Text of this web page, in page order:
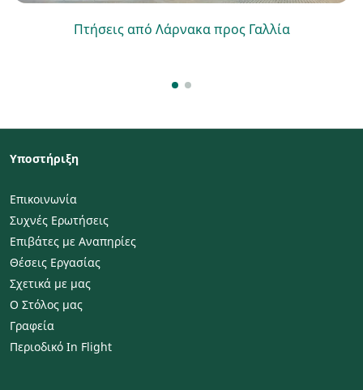
Πτήσεις από Λάρνακα προς Γαλλία
Υποστήριξη
Επικοινωνία
Συχνές Ερωτήσεις
Επιβάτες με Αναπηρίες
Θέσεις Εργασίας
Σχετικά με μας
Ο Στόλος μας
Γραφεία
Περιοδικό In Flight